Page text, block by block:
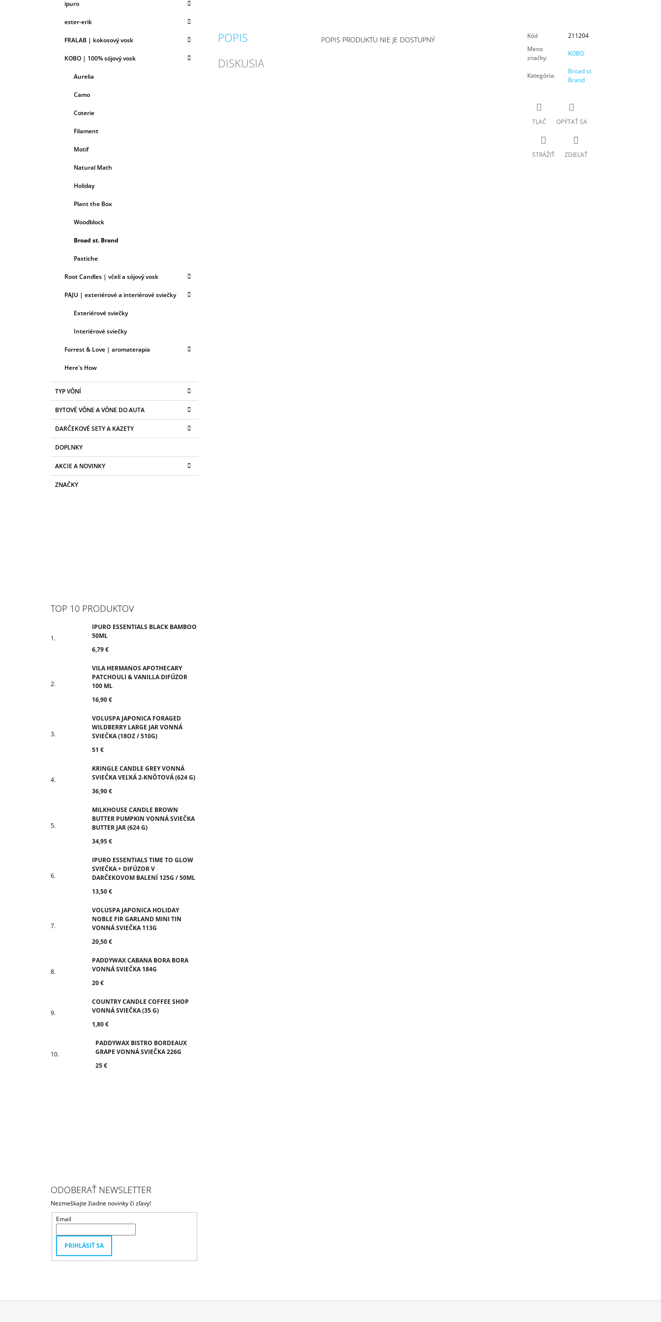
ipuro
ester-erik
FRALAB | kokosový vosk
KOBO | 100% sójový vosk
Aurelia
Camo
Coterie
Filament
Motif
Natural Math
Holiday
Plant the Box
Woodblock
Broad st. Brand
Pastiche
Root Candles | včelí a sójový vosk
PAJU | exteriérové a interiérové sviečky
Exteriérové sviečky
Interiérové sviečky
Forrest & Love | aromaterapia
Here's How
TYP VÔNÍ
BYTOVÉ VÔNE A VÔNE DO AUTA
DARČEKOVÉ SETY A KAZETY
DOPLNKY
AKCIE A NOVINKY
ZNAČKY
TOP 10 PRODUKTOV
IPURO ESSENTIALS BLACK BAMBOO
50ML
6,79 €
VILA HERMANOS APOTHECARY
PATCHOULI & VANILLA DIFÚZOR
100 ML
16,90 €
VOLUSPA JAPONICA FORAGED
WILDBERRY LARGE JAR VONNÁ
SVIEČKA (18OZ / 510G)
51 €
KRINGLE CANDLE GREY VONNÁ
SVIEČKA VEĽKÁ 2-KNÔTOVÁ (624 G)
36,90 €
MILKHOUSE CANDLE BROWN
BUTTER PUMPKIN VONNÁ SVIEČKA
BUTTER JAR (624 G)
34,95 €
IPURO ESSENTIALS TIME TO GLOW
SVIEČKA + DIFÚZOR V
DARČEKOVOM BALENÍ 125G / 50ML
13,50 €
VOLUSPA JAPONICA HOLIDAY
NOBLE FIR GARLAND MINI TIN
VONNÁ SVIEČKA 113G
20,50 €
PADDYWAX CABANA BORA BORA
VONNÁ SVIEČKA 184G
20 €
COUNTRY CANDLE COFFEE SHOP
VONNÁ SVIEČKA (35 G)
1,80 €
PADDYWAX BISTRO BORDEAUX
GRAPE VONNÁ SVIEČKA 226G
25 €
ODOBERAŤ NEWSLETTER
Nezmeškajte žiadne novinky či zľavy!
Email
PRIHLÁSIŤ SA
POPIS
DISKUSIA
POPIS PRODUKTU NIE JE DOSTUPNÝ Kód
211204
Meno
značky:
KOBO
Kategória:
Broad st.
Brand
TLAČ OPÝTAŤ SA
STRÁŽIŤ ZDIEĽAŤ